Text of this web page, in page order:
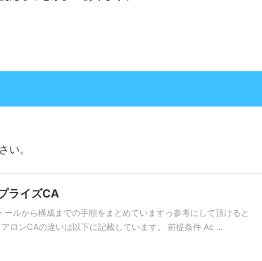
い。
ライズCA
ルから構成までの手順をまとめていますっ参考にして頂けると
ロンCAの違いは以下に記載しています。 前提条件 Ac ...